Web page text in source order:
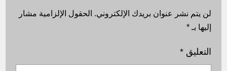
لن يتم نشر عنوان بريدك الإلكتروني. الحقول الإلزامية مشار
إليها بـ*
التعليق*